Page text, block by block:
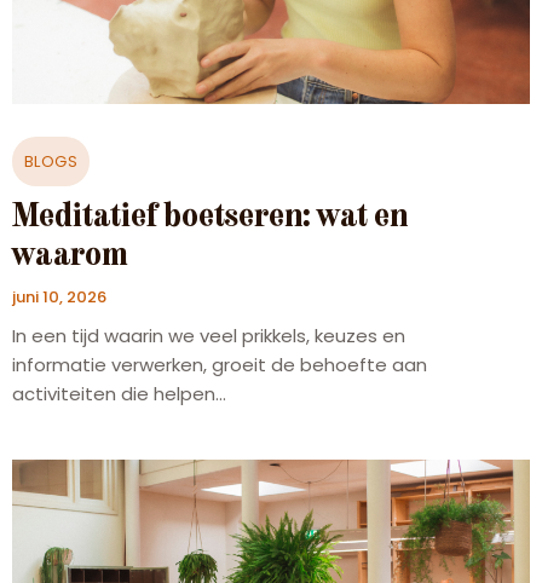
BLOGS
Meditatief boetseren: wat en
waarom
juni 10, 2026
In een tijd waarin we veel prikkels, keuzes en
informatie verwerken, groeit de behoefte aan
activiteiten die helpen...